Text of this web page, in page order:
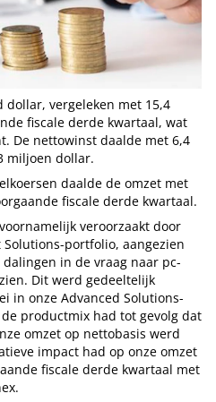
dollar, vergeleken met 15,4
fiscale derde kwartaal, wat
De nettowinst daalde met 6,4
miljoen dollar.
daalde de omzet met
fiscale derde kwartaal.
veroorzaakt door
portfolio, aangezien
in de vraag naar pc-
Dit werd gedeeltelijk
in onze Advanced Solutions-
productmix had tot gevolg dat
omzet op nettobasis werd
impact had op onze omzet
fiscale derde kwartaal met